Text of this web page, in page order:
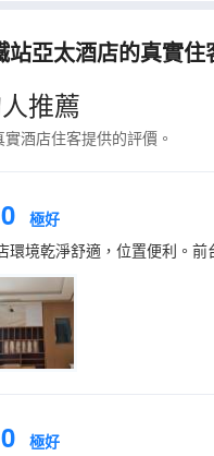
亞太酒店的真實住
推薦
酒店住客提供的評價。
極好
環境乾淨舒適，位置便利。
極好